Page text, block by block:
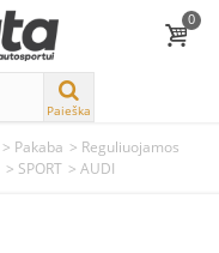
0
Paieška
> Pakaba > Reguliuojamos
> SPORT > AUDI